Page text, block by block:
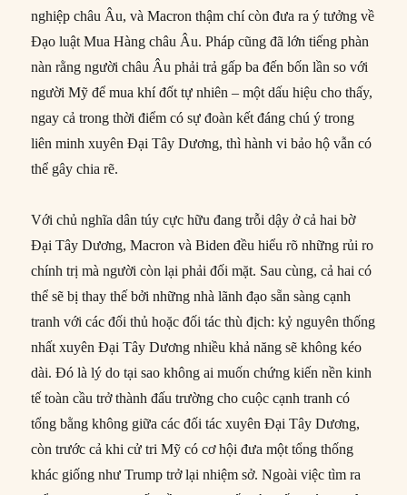
nghiệp châu Âu, và Macron thậm chí còn đưa ra ý tưởng về
Đạo luật Mua Hàng châu Âu. Pháp cũng đã lớn tiếng phàn
nàn rằng người châu Âu phải trả gấp ba đến bốn lần so với
người Mỹ để mua khí đốt tự nhiên – một dấu hiệu cho thấy,
ngay cả trong thời điểm có sự đoàn kết đáng chú ý trong
liên minh xuyên Đại Tây Dương, thì hành vi bảo hộ vẫn có
thể gây chia rẽ.
Với chủ nghĩa dân túy cực hữu đang trỗi dậy ở cả hai bờ
Đại Tây Dương, Macron và Biden đều hiểu rõ những rủi ro
chính trị mà người còn lại phải đối mặt. Sau cùng, cả hai có
thể sẽ bị thay thế bởi những nhà lãnh đạo sẵn sàng cạnh
tranh với các đối thủ hoặc đối tác thù địch: kỷ nguyên thống
nhất xuyên Đại Tây Dương nhiều khả năng sẽ không kéo
dài. Đó là lý do tại sao không ai muốn chứng kiến nền kinh
tế toàn cầu trở thành đấu trường cho cuộc cạnh tranh có
tổng bằng không giữa các đối tác xuyên Đại Tây Dương,
còn trước cả khi cử tri Mỹ có cơ hội đưa một tổng thống
khác giống như Trump trở lại nhiệm sở. Ngoài việc tìm ra